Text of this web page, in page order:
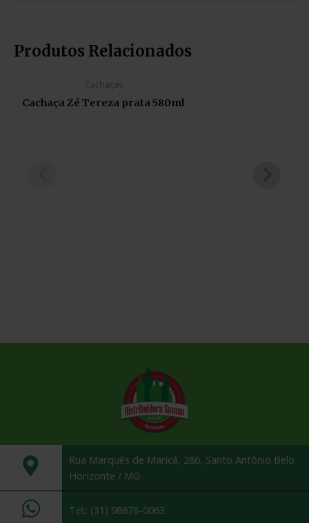
Produtos Relacionados
Cachaças
Cachaça Zé Tereza prata 580ml
Rua Marquês de Maricá, 286, Santo Antônio Belo
Horizonte / MG
Tel.: (31) 98678-0063